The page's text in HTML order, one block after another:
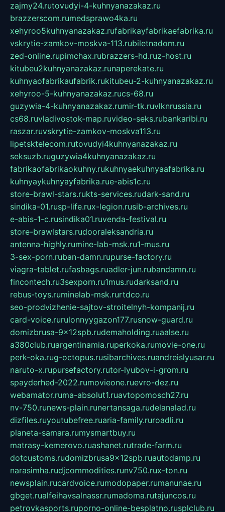
zajmy24.rutovudyi-4-kuhnyanazakaz.ru
brazzerscom.rumedsprawo4ka.ru
xehyroo5kuhnyanazakaz.rufabrikayfabrikaefabrika.ru
vskrytie-zamkov-moskva-113.rubiletnadom.ru
zed-online.rupimchax.rubrazzers-hd.ruz-host.ru
kitubeu2kuhnyanazakaz.runaperekate.ru
kuhnyaofabrikaufabrik.rukitubeu-2-kuhnyanazakaz.ru
xehyroo-5-kuhnyanazakaz.rucs-68.ru
guzywia-4-kuhnyanazakaz.rumir-tk.ruvlknrussia.ru
cs68.ruvladivostok-map.ruvideo-seks.rubankaribi.ru
raszar.ruvskrytie-zamkov-moskva113.ru
lipetsktelecom.rutovudyi4kuhnyanazakaz.ru
seksuzb.ruguzywia4kuhnyanazakaz.ru
fabrikaofabrikaokuhny.rukuhnyaekuhnyaafabrika.ru
kuhnyaykuhnyayfabrika.rue-abis1c.ru
store-brawl-stars.rukts-services.rudark-sand.ru
sindika-01.rusp-life.rux-legion.rusib-archives.ru
e-abis-1-c.rusindika01.ruvenda-festival.ru
store-brawlstars.rudooraleksandria.ru
antenna-highly.rumine-lab-msk.ru1-mus.ru
3-sex-porn.ruban-damn.rupurse-factory.ru
viagra-tablet.rufasbags.ruadler-jun.rubandamn.ru
fincontech.ru3sexporn.ru1mus.rudarksand.ru
rebus-toys.ruminelab-msk.rurtdco.ru
seo-prodvizhenie-sajtov-stroitelnyh-kompanij.ru
card-voice.rurulonnyygazon177.rusnow-guard.ru
domizbrusa-9x12spb.rudemaholding.ruaalse.ru
a380club.ruargentinamia.ruperkoka.rumovie-one.ru
perk-oka.rug-octopus.rusibarchives.ruandreislyusar.ru
naruto-x.rupursefactory.rutor-lyubov-i-grom.ru
spayderhed-2022.rumovieone.ruevro-dez.ru
webamator.ruma-absolut1.ruavtopomosch27.ru
nv-750.runews-plain.runertansaga.rudelanalad.ru
dizfiles.ruyoutubefree.ruaria-family.ruroadli.ru
planeta-samara.rumysmartbuy.ru
matrasy-kemerovo.ruashanet.rutrade-farm.ru
dotcustoms.rudomizbrusa9x12spb.ruautodamp.ru
narasimha.rudjcommodities.runv750.rux-ton.ru
newsplain.rucardvoice.rumodopaper.rumanunae.ru
gbget.rualfeihavsalnassr.rumadoma.rutajuncos.ru
petrovkasports.ruporno-online-besplatno.rusplclub.ru